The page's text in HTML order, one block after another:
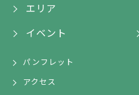
エリア
イベント
パンフレット
アクセス